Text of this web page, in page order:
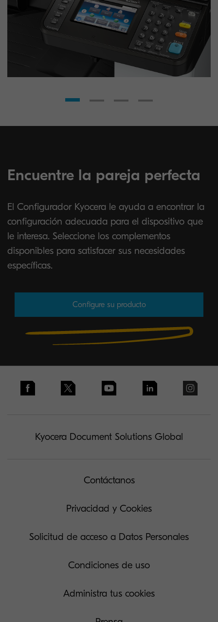
Encuentre la pareja perfecta
El Configurador Kyocera le ayuda a encontrar la
configuración adecuada para el dispositivo que
le interesa. Seleccione los complementos
disponibles para satisfacer sus necesidades
específicas.
Configure su producto
Kyocera Document Solutions Global
Contáctanos
Privacidad y Cookies
Solicitud de acceso a Datos Personales
Condiciones de uso
Administra tus cookies